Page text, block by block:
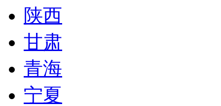
陕西
甘肃
青海
宁夏